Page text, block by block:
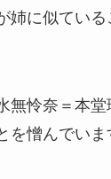
姉に似てい
無怜奈＝本堂
を憎んでいま